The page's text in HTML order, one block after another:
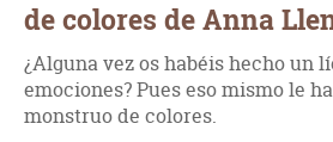
de colores de Anna
¿Alguna vez os habéis hecho un
emociones? Pues eso mismo le
monstruo de colores.